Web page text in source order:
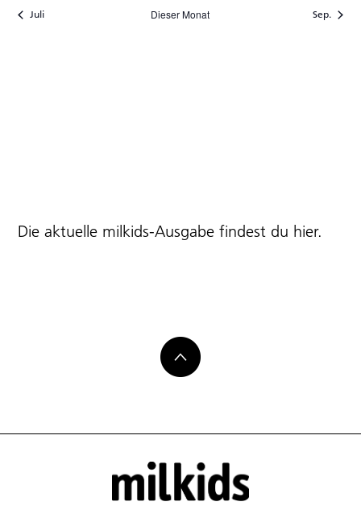
Juli Dieser Monat Sep.
Die aktuelle milkids-Ausgabe findest du hier.